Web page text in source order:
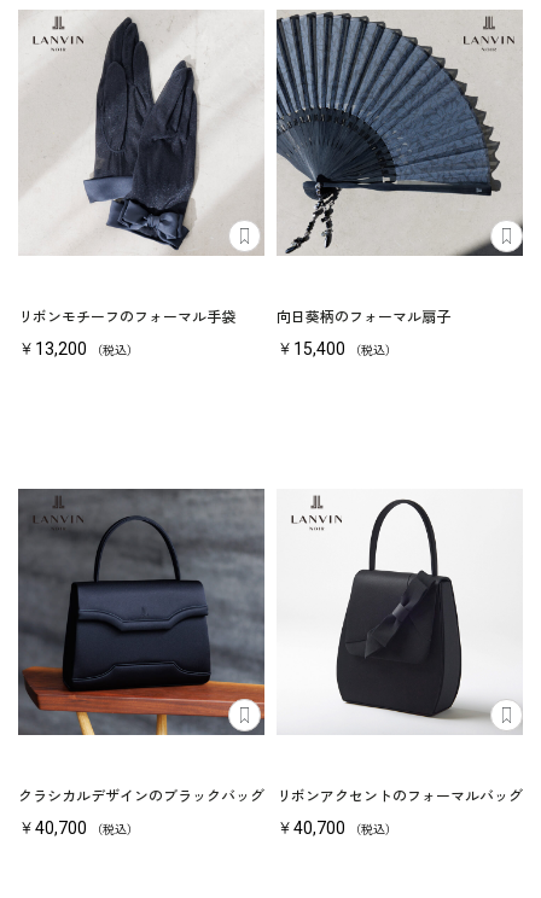
リボンモチーフのフォーマル手袋
￥13,200 （税込）
向日葵柄のフォーマル扇子
￥15,400 （税込）
クラシカルデザインのブラックバッグ
￥40,700 （税込）
リボンアクセントのフォーマルバッグ
￥40,700 （税込）